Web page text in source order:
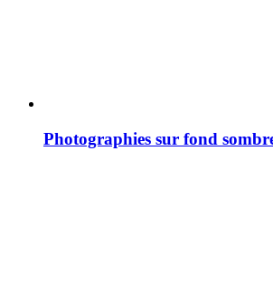
Photographies sur fond